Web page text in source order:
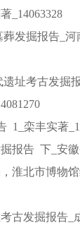
_14063328
发掘报告_
址考古发掘
1_栾丰实著
报告 下_安
淮北市博物
古发掘报告_